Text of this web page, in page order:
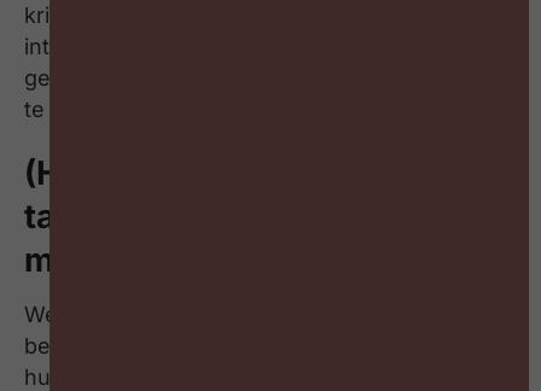
krijgt die ze verdient. Als je werk wil maken van
interne mobiliteit, is het belangrijk hier tijd en
geld voor vrij te maken en een business case
te maken.
(Hoe) kunnen we interne
talentmobiliteit inclusiever
maken?
We willen mensen meer aanzetten tot
beweging. Want de gouden kooi is nefast voor
hun welzijn. Maar moet ‘iedereen’ bewegen?